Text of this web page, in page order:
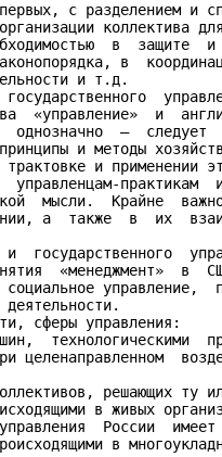
с разделением и
коллектива
в  защите
в
и т.д.
«управление»  и
однозначно  —
и методы
и применении
практикам
мысли.  Крайне
а  также  в  их
государственного
«менеджмент»  в
управление,
сферы управления:
технологическими
целенаправленном
решающих ту
в живых
России
в